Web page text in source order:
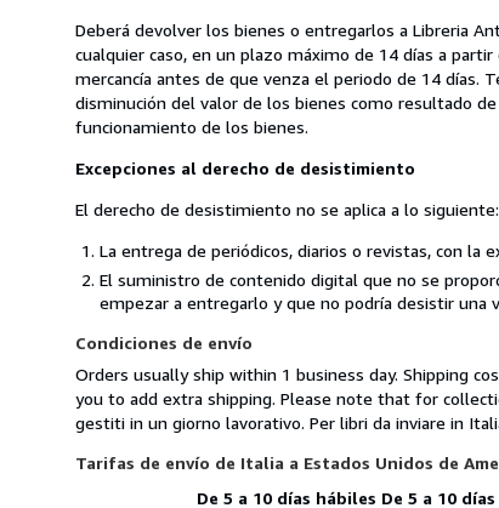
Deberá devolver los bienes o entregarlos a Libreria
cualquier caso, en un plazo máximo de 14 días a
mercancía antes de que venza el periodo de 14 días.
disminución del valor de los bienes como resultado
funcionamiento de los bienes.
Excepciones al derecho de desistimiento
El derecho de desistimiento no se aplica a lo siguiente:
La entrega de periódicos, diarios o revistas, con la
El suministro de contenido digital que no se
empezar a entregarlo y que no podría desistir una
Condiciones de envío
Orders usually ship within 1 business day. Shipping
you to add extra shipping. Please note that for
gestiti in un giorno lavorativo. Per libri da inviare in
Tarifas de envío de Italia a Estados Unidos de
De 5 a 10 días hábiles De 5 a 10